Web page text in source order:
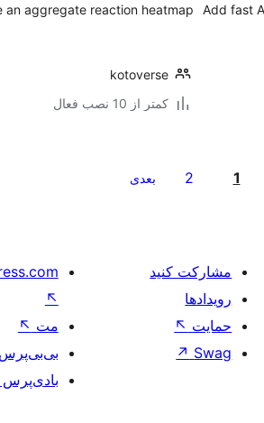
Add fast
aggregate reaction heatmap.
kotoverse
کمتر از 10 نصب فعال
1
2 بعدی
مشارکت کنید
رویدادها
حمایت ↖
Swag
↗
↖
مت ↖
بی‌بی‌پرس
بادی‌پرس